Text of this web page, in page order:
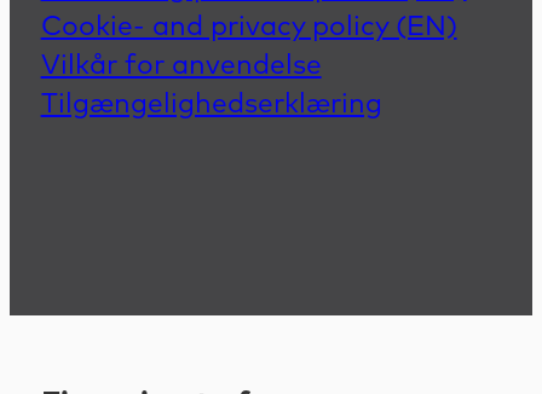
Cookie- and privacy policy (EN)
Vilkår for anvendelse
Tilgængelighedserklæring